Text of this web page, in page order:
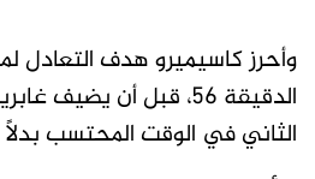
وأحرز كاسيميرو هدف التعادل
الدقيقة 56، قبل أن
الثاني في الوقت المحتسب بدلاً من